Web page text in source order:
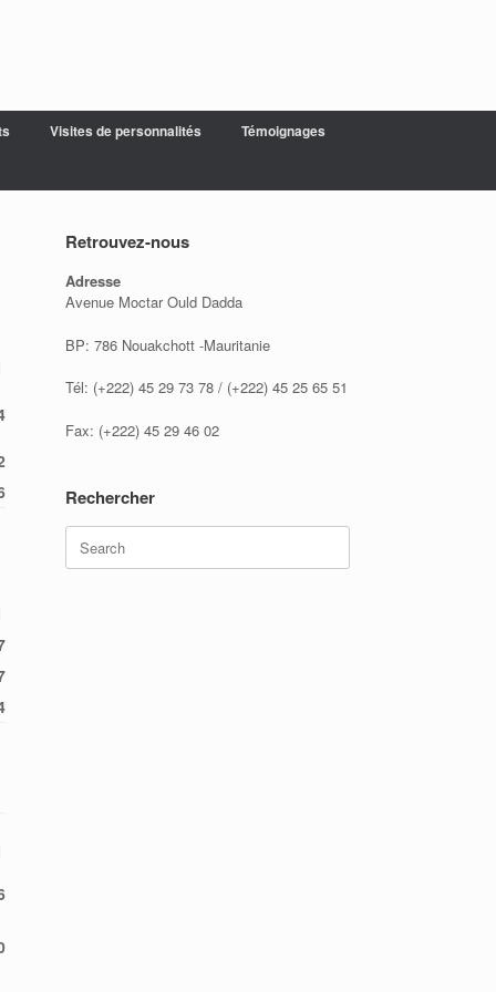
Visites de personnalités
Témoignages
Retrouvez-nous
Adresse
Avenue Moctar Ould Dadda
BP: 786 Nouakchott -Mauritanie
Tél: (+222) 45 29 73 78 / (+222) 45 25 65 51
Fax: (+222) 45 29 46 02
Rechercher
Search
for: